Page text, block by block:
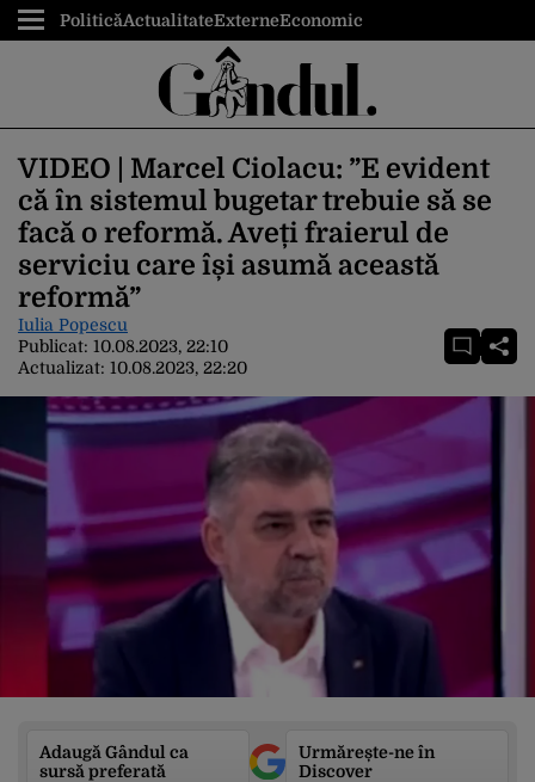
PoliticăActualitateExterneEconomic
VIDEO | Marcel Ciolacu: ”E evident
că în sistemul bugetar trebuie să se
facă o reformă. Aveți fraierul de
serviciu care își asumă această
reformă”
Iulia Popescu
Publicat: 10.08.2023, 22:10
Actualizat: 10.08.2023, 22:20
Adaugă Gândul ca
sursă preferată
Urmărește-ne în
Discover